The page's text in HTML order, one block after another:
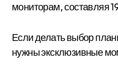
мониторам, составляя
Если делать выбор
нужны эксклюзивные